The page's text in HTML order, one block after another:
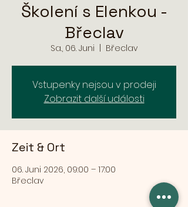
Školení s Elenkou -
Břeclav
Sa., 06. Juni Břeclav
Vstupenky nejsou v prodeji
Zobrazit další události
Zeit & Ort
06. Juni 2026, 09:00 – 17:00
Břeclav